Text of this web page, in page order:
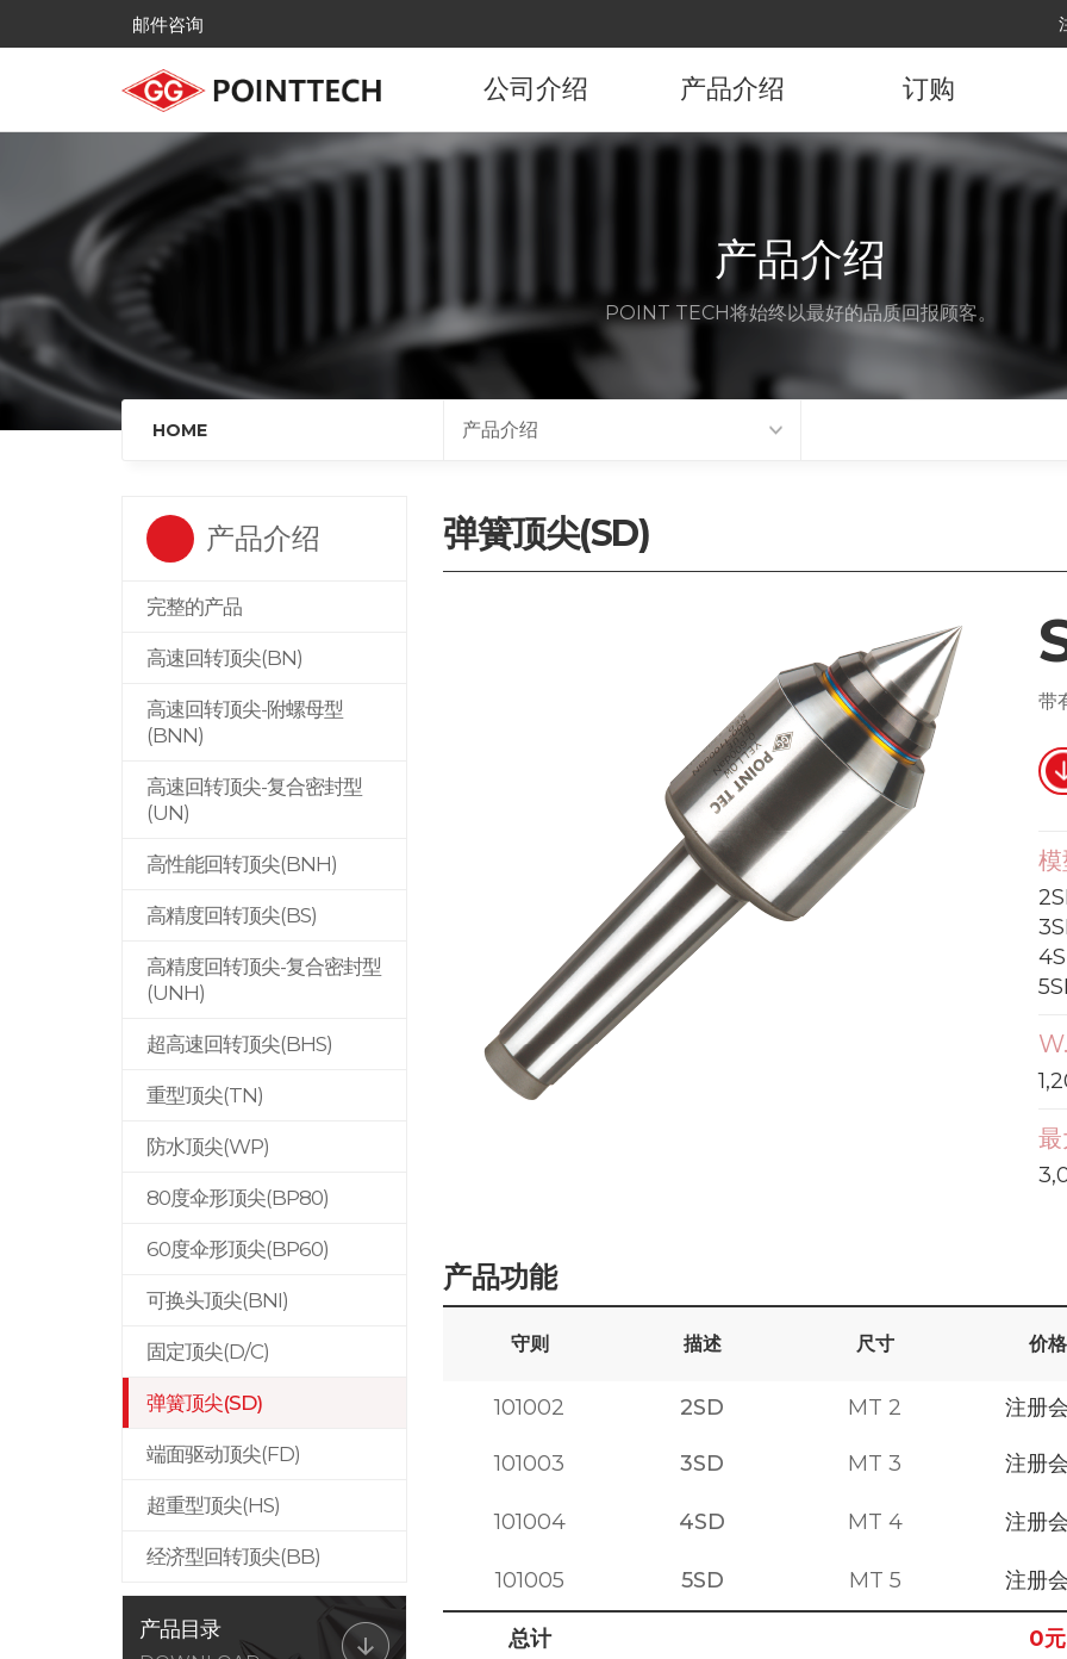
邮件咨询
公司介绍
全国代理店
产品介绍 订购
订购产品
产品介绍
POINT TECH将始终以最好的品质回报顾客。
HOME 产品介绍
产品介绍
完整的产品
高速回转顶尖(BN)
高速回转顶尖-附螺母型
(BNN)
高速回转顶尖-复合密封型
(UN)
高性能回转顶尖(BNH)
高精度回转顶尖(BS)
高精度回转顶尖-复合密封型
(UNH)
超高速回转顶尖(BHS)
重型顶尖(TN)
防水顶尖(WP)
80度伞形顶尖(BP80)
60度伞形顶尖(BP60)
可换头顶尖(BNI)
固定顶尖(D/C)
弹簧顶尖(SD)
端面驱动顶尖(FD)
超重型顶尖(HS)
经济型回转顶尖(BB)
产品目录
弹簧顶尖(SD)
带
产品功能
守则 描述 尺寸 价格
101002 2SD MT 2 注册
101003 3SD MT 3 注册
101004 4SD MT 4 注册
101005 5SD MT 5 注册
总计 0元